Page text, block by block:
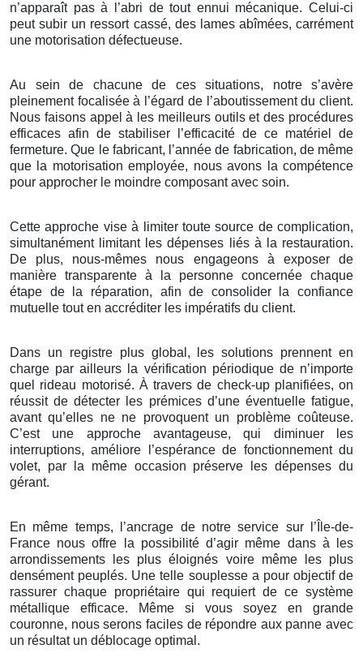
n’apparaît pas à l’abri de tout ennui mécanique. Celui-ci
peut subir un ressort cassé, des lames abîmées, carrément
une motorisation défectueuse.
Au sein de chacune de ces situations, notre s’avère
pleinement focalisée à l’égard de l’aboutissement du client.
Nous faisons appel à les meilleurs outils et des procédures
efficaces afin de stabiliser l’efficacité de ce matériel de
fermeture. Que le fabricant, l’année de fabrication, de même
que la motorisation employée, nous avons la compétence
pour approcher le moindre composant avec soin.
Cette approche vise à limiter toute source de complication,
simultanément limitant les dépenses liés à la restauration.
De plus, nous-mêmes nous engageons à exposer de
manière transparente à la personne concernée chaque
étape de la réparation, afin de consolider la confiance
mutuelle tout en accréditer les impératifs du client.
Dans un registre plus global, les solutions prennent en
charge par ailleurs la vérification périodique de n’importe
quel rideau motorisé. À travers de check-up planifiées, on
réussit de détecter les prémices d’une éventuelle fatigue,
avant qu’elles ne ne provoquent un problème coûteuse.
C’est une approche avantageuse, qui diminuer les
interruptions, améliore l’espérance de fonctionnement du
volet, par la même occasion préserve les dépenses du
gérant.
En même temps, l’ancrage de notre service sur l’Île-de-
France nous offre la possibilité d’agir même dans à les
arrondissements les plus éloignés voire même les plus
densément peuplés. Une telle souplesse a pour objectif de
rassurer chaque propriétaire qui requiert de ce système
métallique efficace. Même si vous soyez en grande
couronne, nous serons faciles de répondre aux panne avec
un résultat un déblocage optimal.